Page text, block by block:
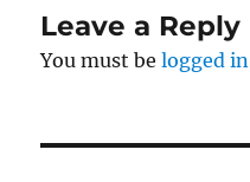
Leave a Reply
You must belogged in